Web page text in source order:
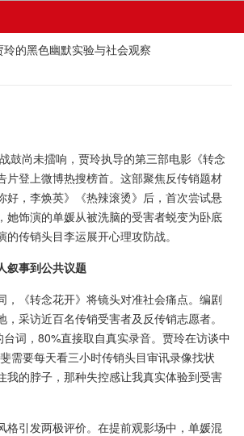
玲的黑色幽默实验与社会观察
尚未擂响，贾玲执导的第三部电影《转念
片登上微博热搜榜首。这部聚焦反传销题材
好，李焕英》《热辣滚烫》后，首次尝试悬
她饰演的单媛从被洗脑的受害者蜕变为卧底
传销头目李运展开心理攻防战。
叙事到公共议题
《转念花开》将镜头对准社会痛点。编剧
，采访近百名传销受害者及反传销志愿者。
台词，80%直接取自真实录音。贾玲在访谈中
需要每天看三小时传销头目审讯录像找状
我的脖子，那种失控感让我真实体验到受害
引发两极评价。在提前观影场中，单媛混